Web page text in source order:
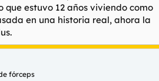
que estuvo 12 años viviendo como
en una historia real, ahora la
fórceps